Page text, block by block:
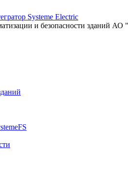
и безопасности зданий АО